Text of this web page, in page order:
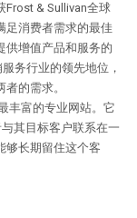
Frost & Sullivan全球
足消费者需求的最佳
供增值产品和服务的
务行业的领先地位，
的需求。
丰富的专业网站。它
其目标客户联系在一
够长期留住这个客